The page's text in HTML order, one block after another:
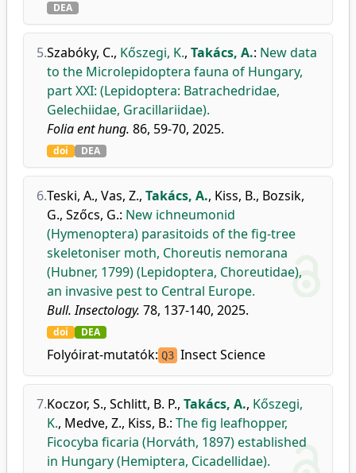
DEA
5.Szabóky, C., Kőszegi, K., Takács, A.: New data
to the Microlepidoptera fauna of Hungary,
part XXI: (Lepidoptera: Batrachedridae,
Gelechiidae, Gracillariidae).
Folia ent hung. 86, 59-70, 2025.
doi DEA
6.Teski, A., Vas, Z., Takács, A., Kiss, B., Bozsik,
G., Szőcs, G.: New ichneumonid
(Hymenoptera) parasitoids of the fig-tree
skeletoniser moth, Choreutis nemorana
(Hubner, 1799) (Lepidoptera, Choreutidae),
an invasive pest to Central Europe.
Bull. Insectology. 78, 137-140, 2025.
doi DEA
Folyóirat-mutatók: Q3 Insect Science
7.Koczor, S., Schlitt, B. P., Takács, A., Kőszegi,
K., Medve, Z., Kiss, B.: The fig leafhopper,
Ficocyba ficaria (Horváth, 1897) established
in Hungary (Hemiptera, Cicadellidae).